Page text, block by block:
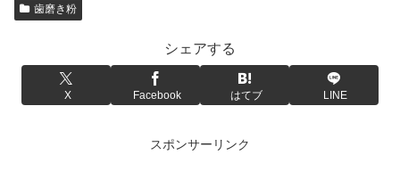
歯磨き粉
シェアする
X Facebook はてブ LINE
スポンサーリンク